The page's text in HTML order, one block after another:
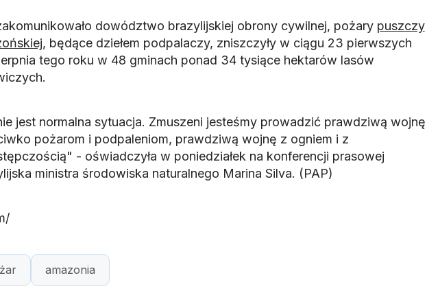
dowództwo brazylijskiej obrony cywilnej, pożary puszczy
, będące dziełem podpalaczy, zniszczyły w ciągu 23 pierwszych
tego roku w 48 gminach ponad 34 tysiące hektarów lasów
jest normalna sytuacja. Zmuszeni jesteśmy prowadzić prawdziwą wojnę
pożarom i podpaleniom, prawdziwą wojnę z ogniem i z
- oświadczyła w poniedziałek na konferencji prasowej
ministra środowiska naturalnego Marina Silva. (PAP)
amazonia